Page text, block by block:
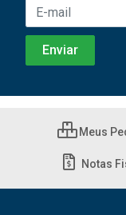
Meus
Notas